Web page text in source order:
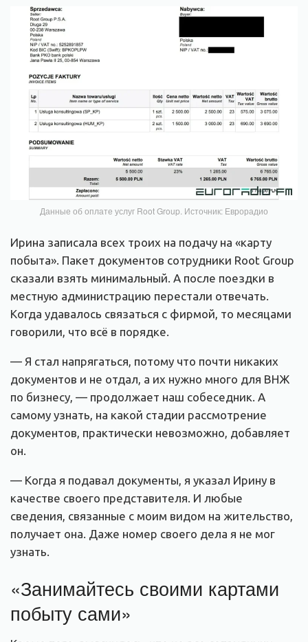
Данные об оплате услуг Root Group. Источник: Еврорадио
Ирина записала всех троих на подачу на «карту
побыта». Пакет документов сотрудники Root Group
сказали взять минимальный. А после поездки в
местную администрацию перестали отвечать.
Когда удавалось связаться с фирмой, то месяцами
говорили, что всё в порядке.
— Я стал напрягаться, потому что почти никаких
документов и не отдал, а их нужно много для ВНЖ
по бизнесу, — продолжает наш собеседник. А
самому узнать, на какой стадии рассмотрение
документов, практически невозможно, добавляет
он.
— Когда я подавал документы, я указал Ирину в
качестве своего представителя. И любые
сведения, связанные с моим видом на жительство,
получает она. Даже номер своего дела я не мог
узнать.
«Занимайтесь своими картами
побыту сами»